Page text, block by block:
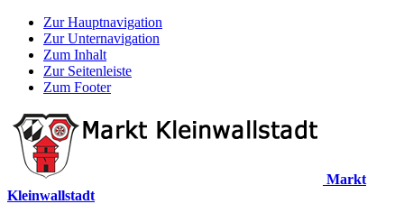
Zur Hauptnavigation
Zur Unternavigation
Zum Inhalt
Zur Seitenleiste
Zum Footer
Markt
Kleinwallstadt